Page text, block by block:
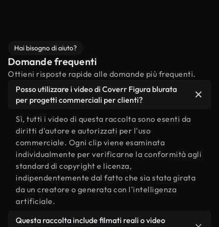
Hai bisogno di aiuto?
Domande frequenti
Ottieni risposte rapide alle domande più frequenti.
Posso utilizzare i video di Coverr Figura blurata
per progetti commerciali per clienti?
Sì, tutti i video di questa raccolta sono esenti da
diritti d'autore e autorizzati per l'uso
commerciale. Ogni clip viene esaminata
individualmente per verificarne la conformità agli
standard di copyright e licenza,
indipendentemente dal fatto che sia stata girata
da un creatore o generata con l'intelligenza
artificiale.
Questa raccolta include filmati reali o video